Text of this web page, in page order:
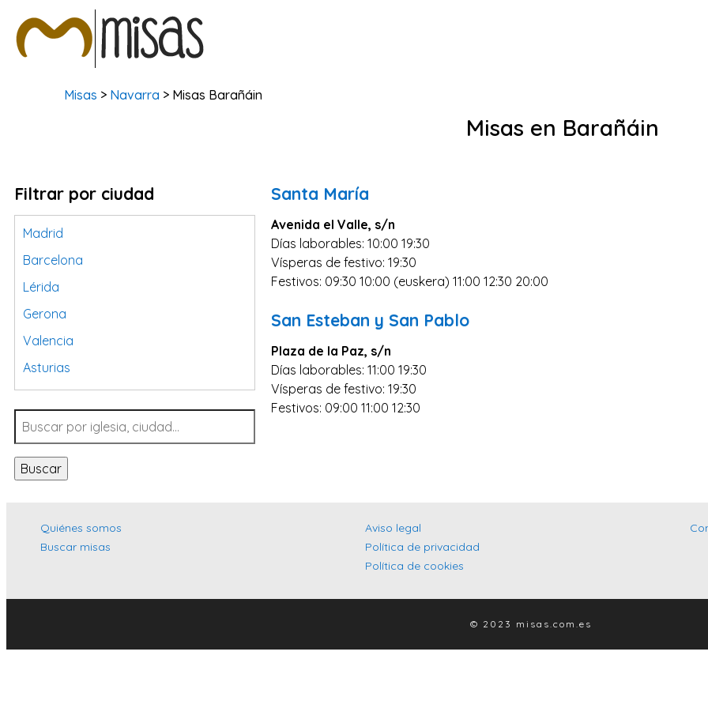
Misas > Navarra > Misas Barañáin
Misas en Barañáin
Filtrar por ciudad
Madrid
Barcelona
Lérida
Gerona
Valencia
Asturias
Tarragona
Navarra
Valladolid
Sevilla
Santa Cruz de Tenerife
Cantabria
Buscar
Santa María
Avenida el Valle, s/n
Días laborables: 10:00 19:30
Vísperas de festivo: 19:30
Festivos: 09:30 10:00 (euskera) 11:00 12:30 20:00
San Esteban y San Pablo
Plaza de la Paz, s/n
Días laborables: 11:00 19:30
Vísperas de festivo: 19:30
Festivos: 09:00 11:00 12:30
Quiénes somos
Buscar misas
Aviso legal
Política de privacidad
Política de cookies
© 2023 misas.com.es